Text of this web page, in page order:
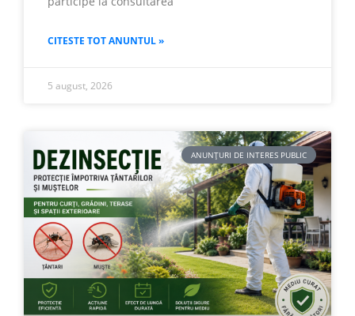
CITESTE TOT ANUNTUL »
5 august, 2026
ANUNȚURI DE INTERES PUBLIC